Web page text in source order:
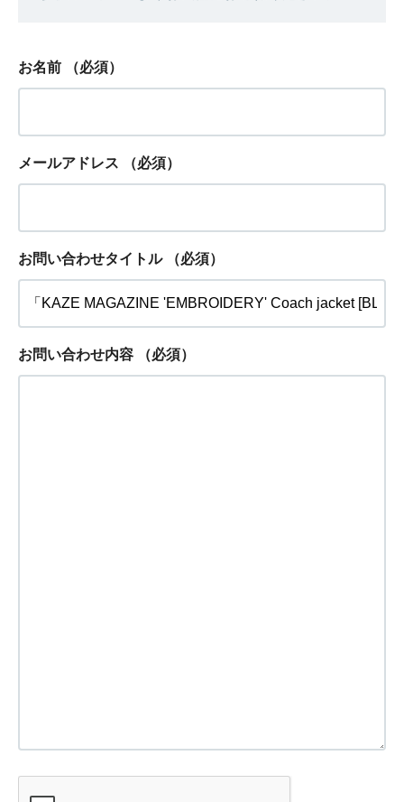
お名前 （必須）
メールアドレス （必須）
お問い合わせタイトル （必須）
お問い合わせ内容 （必須）